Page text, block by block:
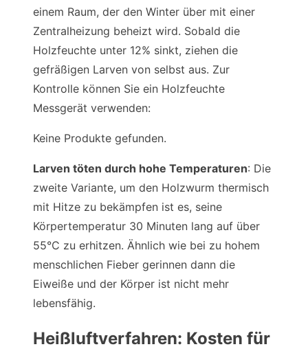
einem Raum, der den Winter über mit einer
Zentralheizung beheizt wird. Sobald die
Holzfeuchte unter 12% sinkt, ziehen die
gefräßigen Larven von selbst aus. Zur
Kontrolle können Sie ein Holzfeuchte
Messgerät verwenden:
Keine Produkte gefunden.
Larven töten durch hohe Temperaturen: Die
zweite Variante, um den Holzwurm thermisch
mit Hitze zu bekämpfen ist es, seine
Körpertemperatur 30 Minuten lang auf über
55°C zu erhitzen. Ähnlich wie bei zu hohem
menschlichen Fieber gerinnen dann die
Eiweiße und der Körper ist nicht mehr
lebensfähig.
Heißluftverfahren: Kosten für